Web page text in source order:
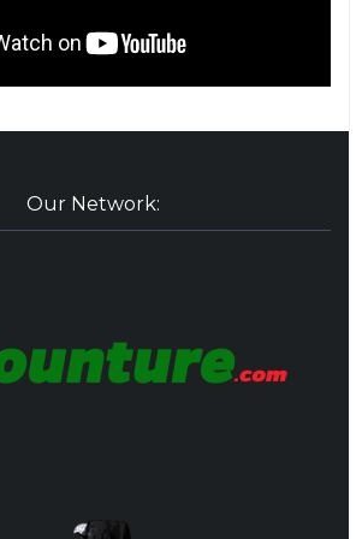
Our Network: